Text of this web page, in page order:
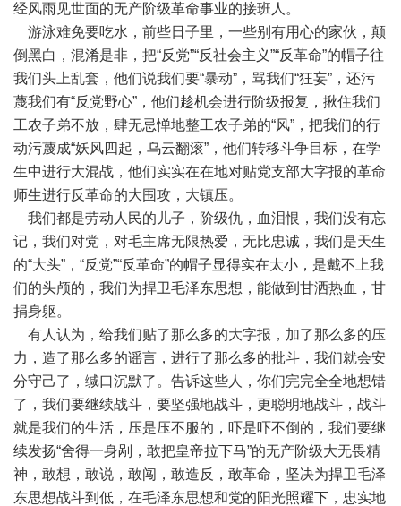
经风雨见世面的无产阶级革命事业的接班人。
游泳难免要吃水，前些日子里，一些别有用心的家伙，颠
倒黑白，混淆是非，把“反党”“反社会主义”“反革命”的帽子往
我们头上乱套，他们说我们要“暴动”，骂我们“狂妄”，还污
蔑我们有“反党野心”，他们趁机会进行阶级报复，揪住我们
工农子弟不放，肆无忌惮地整工农子弟的“风”，把我们的行
动污蔑成“妖风四起，乌云翻滚”，他们转移斗争目标，在学
生中进行大混战，他们实实在在地对贴党支部大字报的革命
师生进行反革命的大围攻，大镇压。
我们都是劳动人民的儿子，阶级仇，血泪恨，我们没有忘
记，我们对党，对毛主席无限热爱，无比忠诚，我们是天生
的“大头”，“反党”“反革命”的帽子显得实在太小，是戴不上我
们的头颅的，我们为捍卫毛泽东思想，能做到甘洒热血，甘
捐身躯。
有人认为，给我们贴了那么多的大字报，加了那么多的压
力，造了那么多的谣言，进行了那么多的批斗，我们就会安
分守己了，缄口沉默了。告诉这些人，你们完完全全地想错
了，我们要继续战斗，要坚强地战斗，更聪明地战斗，战斗
就是我们的生活，压是压不服的，吓是吓不倒的，我们要继
续发扬“舍得一身剐，敢把皇帝拉下马”的无产阶级大无畏精
神，敢想，敢说，敢闯，敢造反，敢革命，坚决为捍卫毛泽
东思想战斗到低，在毛泽东思想和党的阳光照耀下，忠实地